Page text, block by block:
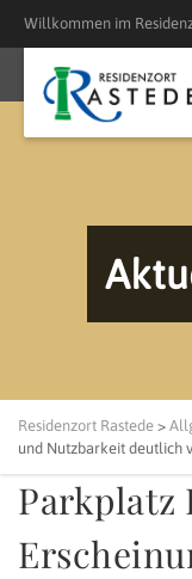
Willkommen im
Residenzort Rastede >
und Nutzbarkeit deutlich
Parkplatz